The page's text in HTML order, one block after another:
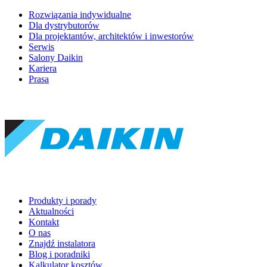
Rozwiązania indywidualne
Dla dystrybutorów
Dla projektantów, architektów i inwestorów
Serwis
Salony Daikin
Kariera
Prasa
Produkty i porady
Aktualności
Kontakt
O nas
Znajdź instalatora
Blog i poradniki
Kalkulator kosztów